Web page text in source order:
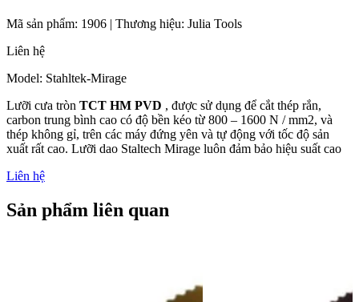
Mã sản phẩm: 1906 | Thương hiệu: Julia Tools
Liên hệ
Model: Stahltek-Mirage
Lưỡi cưa tròn TCT HM PVD , được sử dụng để cắt thép rắn,
carbon trung bình cao có độ bền kéo từ 800 – 1600 N / mm2, và
thép không gỉ, trên các máy đứng yên và tự động với tốc độ sản
xuất rất cao. Lưỡi dao Staltech Mirage luôn đảm bảo hiệu suất cao
Liên hệ
Sản phẩm liên quan